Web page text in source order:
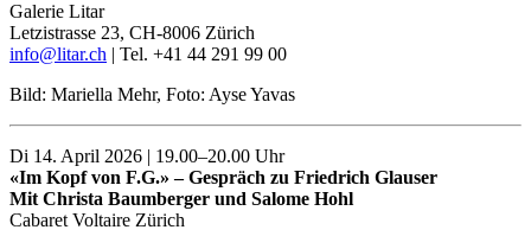
Galerie Litar
Letzistrasse 23, CH-8006 Zürich
info@litar.ch | Tel. +41 44 291 99 00
Bild: Mariella Mehr, Foto: Ayse Yavas
Di 14. April 2026 | 19.00–20.00 Uhr
«Im Kopf von F.G.» – Gespräch zu Friedrich Glauser
Mit Christa Baumberger und Salome Hohl
Cabaret Voltaire Zürich